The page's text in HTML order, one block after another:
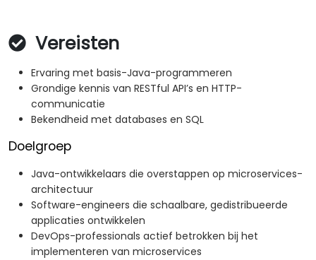
Vereisten
Ervaring met basis-Java-programmeren
Grondige kennis van RESTful API’s en HTTP-
communicatie
Bekendheid met databases en SQL
Doelgroep
Java-ontwikkelaars die overstappen op microservices-
architectuur
Software-engineers die schaalbare, gedistribueerde
applicaties ontwikkelen
DevOps-professionals actief betrokken bij het
implementeren van microservices